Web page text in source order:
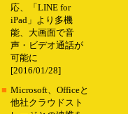
応、「LINE for
iPad」より多機
能、大画面で音
声・ビデオ通話が
可能に
[2016/01/28]
■ Microsoft、Officeと
他社クラウドスト